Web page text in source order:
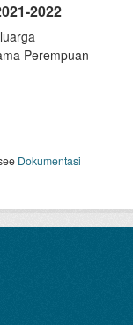
2022
Perempuan
Dokumentasi